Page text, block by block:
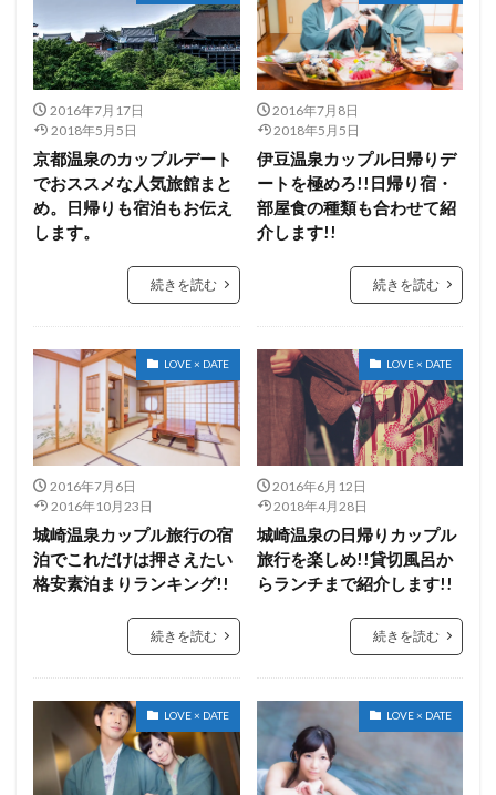
2016年7月17日
2018年5月5日
京都温泉のカップルデート
でおススメな人気旅館まと
め。日帰りも宿泊もお伝え
します。
続きを読む
2016年7月8日
2018年5月5日
伊豆温泉カップル日帰りデ
ートを極めろ!!日帰り宿・
部屋食の種類も合わせて紹
介します!!
続きを読む
LOVE × DATE
2016年7月6日
2016年10月23日
城崎温泉カップル旅行の宿
泊でこれだけは押さえたい
格安素泊まりランキング!!
続きを読む
LOVE × DATE
2016年6月12日
2018年4月28日
城崎温泉の日帰りカップル
旅行を楽しめ!!貸切風呂か
らランチまで紹介します!!
続きを読む
LOVE × DATE LOVE × DATE